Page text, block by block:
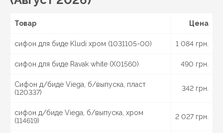
производители предлагают:
пластиковые сифоны белого цвета;
гибкий сифон для биде для сложного
подключения;
конструкция чаши имеет дополнительное отверстие
для защиты от переполнения. В этом случае обычный
Как выбрать сифон для биде?
Товар Цена
сифон для биде Kludi хром (1031105-00) 1 084 грн.
сифон для биде Ravak white (X01560) 490 грн.
Сифон д/биде Viega, б/выпуска, пласт
(120337)
342 грн.
сифон д/биде Viega, б/выпуска, хром
(114619)
2 027 грн.